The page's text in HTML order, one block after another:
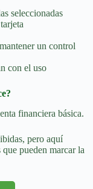
seleccionadas
un control
con el uso
financiera básica.
pero aquí
pueden marcar la